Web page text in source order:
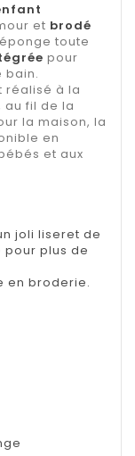
et brodé
toute
pour
bain.
réalisé à la
au fil de la
la maison, la
en
et aux
joli liseret de
pour plus de
en broderie.